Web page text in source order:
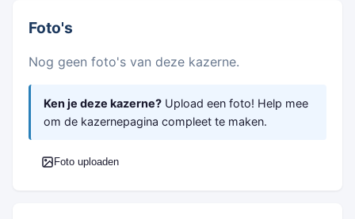
Foto's
Nog geen foto's van deze kazerne.
Ken je deze kazerne? Upload een foto! Help mee
om de kazernepagina compleet te maken.
Foto uploaden